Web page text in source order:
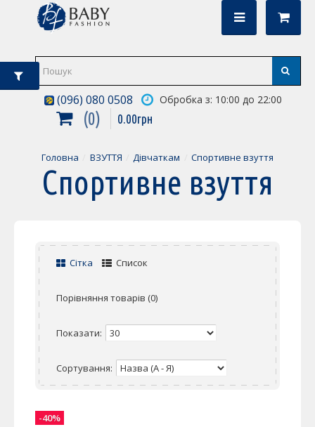
(096) 080 0508 Обробка з: 10:00 до 22:00
0 0.00грн
Головна ВЗУТТЯ Дівчаткам Спортивне взуття
Спортивне взуття
Сітка Список
Порівняння товарів (0)
Показати:
Сортування:
-40%